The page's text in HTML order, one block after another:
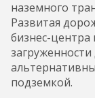
наземного
Развитая
бизнес-
подземкой.